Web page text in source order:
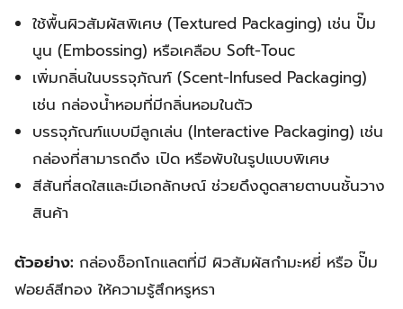
ใช้พื้นผิวสัมผัสพิเศษ (Textured Packaging) เช่น ปั๊ม
นูน (Embossing) หรือเคลือบ Soft-Touc
เพิ่มกลิ่นในบรรจุภัณฑ์ (Scent-Infused Packaging)
เช่น กล่องน้ำหอมที่มีกลิ่นหอมในตัว
บรรจุภัณฑ์แบบมีลูกเล่น (Interactive Packaging) เช่น
กล่องที่สามารถดึง เปิด หรือพับในรูปแบบพิเศษ
สีสันที่สดใสและมีเอกลักษณ์ ช่วยดึงดูดสายตาบนชั้นวาง
สินค้า
ตัวอย่าง: กล่องช็อกโกแลตที่มี ผิวสัมผัสกำมะหยี่ หรือ ปั๊ม
ฟอยล์สีทอง ให้ความรู้สึกหรูหรา